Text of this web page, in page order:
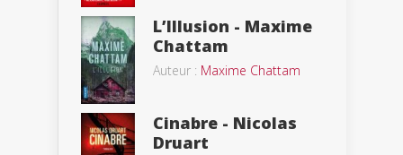
L’Illusion - Maxime
Chattam
Auteur : Maxime Chattam
Cinabre - Nicolas
Druart